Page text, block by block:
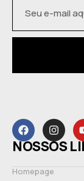
NOSSOS
Homepage